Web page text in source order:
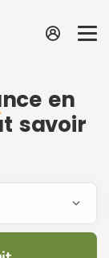
en
savoir